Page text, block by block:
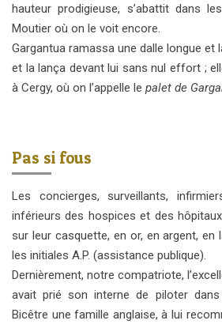
hauteur prodigieuse, s’abattit dans
Moutier où on le voit encore.
Gargantua ramassa une dalle longue et
et la lança devant lui sans nul effort ;
à Cergy, où on l’appelle le palet de
Pas si fous
Les concierges, surveillants,
inférieurs des hospices et des
sur leur casquette, en or, en argent, en
les initiales A.P. (assistance publique).
Dernièrement, notre compatriote,
avait prié son interne de piloter
Bicêtre une famille anglaise, à lui